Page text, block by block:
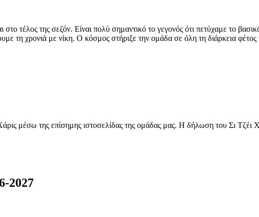
τέλος της σεζόν. Είναι πολύ σημαντικό το γεγονός ότι πετύχαμε το
τη χρονιά με νίκη. Ο κόσμος στήριξε την ομάδα σε όλη τη διάρκεια φέτος
μέσω της επίσημης ιστοσελίδας της ομάδας μας. Η δήλωση του Σι Τζέι
2027